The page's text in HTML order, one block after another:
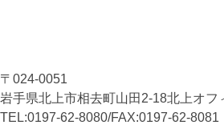
〒024-0051
岩手県北上市相去町山田2-18北上オフ
TEL:0197-62-8080/FAX:0197-62-8081